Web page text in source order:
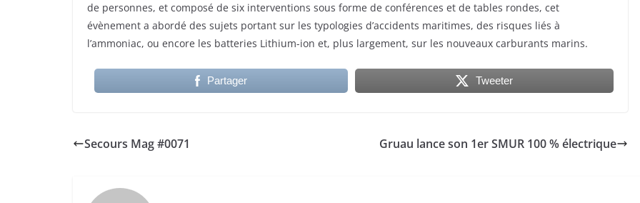
de personnes, et composé de six interventions sous forme de conférences et de tables rondes, cet
évènement a abordé des sujets portant sur les typologies d’accidents maritimes, des risques liés à
l’ammoniac, ou encore les batteries Lithium-ion et, plus largement, sur les nouveaux carburants marins.
Partager Tweeter
Secours Mag #0071 Gruau lance son 1er SMUR 100 % électrique